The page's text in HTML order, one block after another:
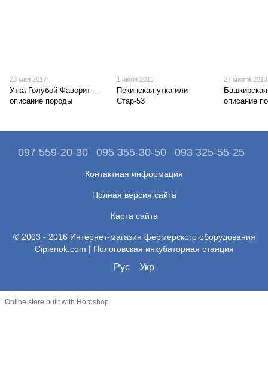
23 мая 2017
Утка Голубой Фаворит –
описание породы
1 июля 2015
Пекинская утка или
Стар-53
27 марта 2013
описание
097 559-20-30 095 355-30-50 093 325-55-25
Контактная информация
Полная версия сайта
Карта сайта
© 2003 - 2016 Интернет-магазин фермерского оборудования
Ciplenok.com | Пологовская инкубаторная станция
Рус Укр
Online store built with Horoshop